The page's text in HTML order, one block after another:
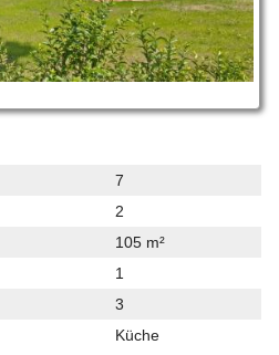
7
2
105 m²
1
3
Küche